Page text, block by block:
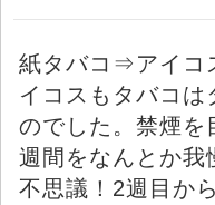
紙タバコ⇒アイコ
イコスもタバコ
のでした。禁煙を
週間をなんとか我
不思議！2週目か